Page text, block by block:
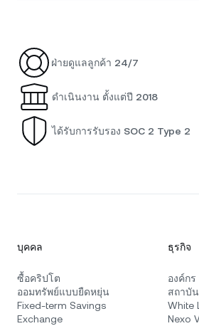
ฝ่ายดูแลลูกค้า 24/7
ดำเนินงาน ตั้งแต่ปี 2018
ได้รับการรับรอง SOC 2 Type 2
บุคคล
ซื้อคริปโต
ออมทรัพย์แบบยืดหยุ่น
Fixed-term Savings
Exchange
ธุรกิจ
องค์กร
สถาบัน
White
Nexo